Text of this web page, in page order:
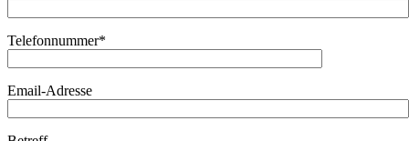
Telefonnummer*
Email-Adresse